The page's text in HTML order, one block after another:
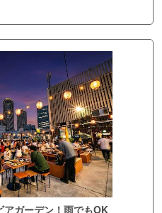
ガーデン！雨でもOK